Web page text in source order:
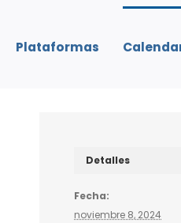
Plataformas
Detalles
Fecha:
noviembre 8, 2024